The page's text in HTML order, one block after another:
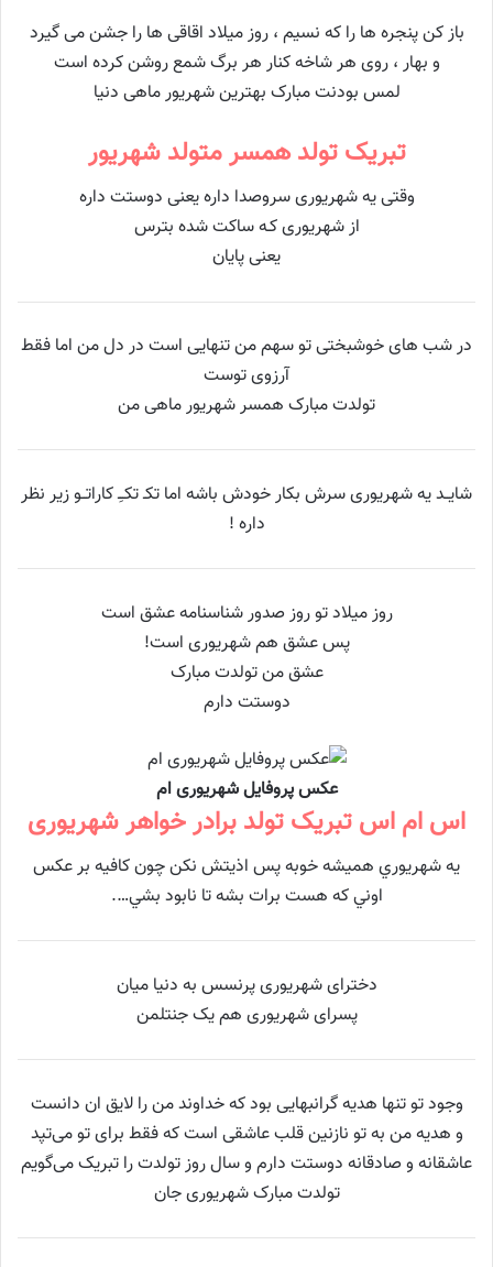
باز کن پنجره ها را که نسیم ، روز میلاد اقاقی ها را جشن می گیرد
و بهار ، روی هر شاخه کنار هر برگ شمع روشن کرده است
لمس بودنت مبارک بهترین شهریور ماهی دنیا
تبریک تولد همسر متولد شهریور
وقتی یه شهریوری سروصدا داره یعنی دوستت داره
از شهریوری کـه ساکت شده بترس
یعنی پایان
در شب های‌ خوشبختی تو سهم من تنهایی است در دل من اما فقط
آرزوی توست
تولدت مبارک همسر شهریور ماهی من
شایــد یه شهریوری سرش بکار خودش باشه اما تکـ تکـِ کاراتــو زیر نظر
داره !
روز میلاد تو روز صدور شناسنامه عشق است
پس عشق هم شهریوری است!
عشق من تولدت مبارک
دوستت دارم
عکس پروفایل شهریوری ام
اس ام اس تبریک تولد برادر خواهر شهریوری
يه شهريوري هميشه خوبه پس اذيتش نكن چون كافيه بر عكس
اوني كه هست برات بشه تا نابود بشي….
دخترای شهریوری پرنسس به دنیا میان
پسرای شهریوری هم یک جنتلمن
وجود تو تنها هدیه گرانبهایی بود که خداوند من را لایق ان دانست
و هدیه من به تو نازنین قلب عاشقی است که فقط برای تو می‌تپد
عاشقانه و صادقانه دوستت دارم و سال روز تولدت را تبریک می‌گویم
تولدت مبارک شهریوری جان